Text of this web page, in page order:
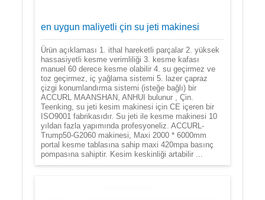
en uygun maliyetli çin su jeti makinesi
Ürün açıklaması 1. ithal hareketli parçalar 2. yüksek
hassasiyetli kesme verimliliği 3. kesme kafası
manuel 60 derece kesme olabilir 4. su geçirmez ve
toz geçirmez, iç yağlama sistemi 5. lazer çapraz
çizgi konumlandırma sistemi (isteğe bağlı) bir
ACCURL MAANSHAN, ANHUI bulunur , Çin.
Teenking, su jeti kesim makinesi için CE içeren bir
ISO9001 fabrikasıdır. Su jeti ile kesme makinesi 10
yıldan fazla yapımında profesyoneliz. ACCURL-
Trump50-G2060 makinesi, Maxi 2000 * 6000mm
portal kesme tablasına sahip maxi 420mpa basınç
pompasına sahiptir. Kesim keskinliği artabilir ...